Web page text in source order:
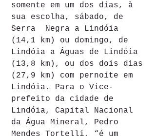
somente em um dos dias, à
sua escolha, sábado, de
Serra  Negra a Lindóia
(14,1 km) ou domingo, de
Lindóia a Águas de Lindóia
(13,8 km), ou dos dois dias
(27,9 km) com pernoite em
Lindóia. Para o Vice-
prefeito da cidade de
Lindóia, Capital Nacional
da Água Mineral, Pedro